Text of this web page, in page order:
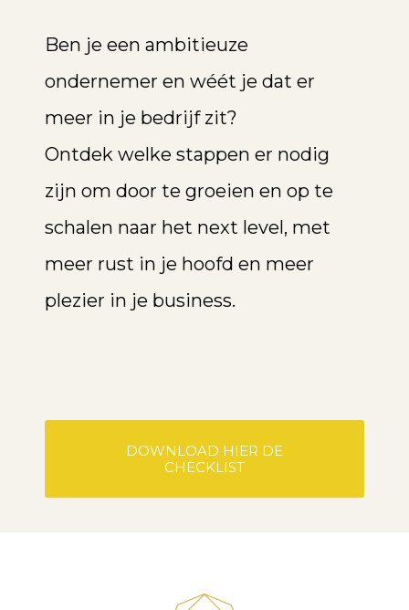
Ben je een ambitieuze
ondernemer en wéét je dat er
meer in je bedrijf zit?
Ontdek welke stappen er nodig
zijn om door te groeien en op te
schalen naar het next level, met
meer rust in je hoofd en meer
plezier in je business.
DOWNLOAD HIER DE
CHECKLIST